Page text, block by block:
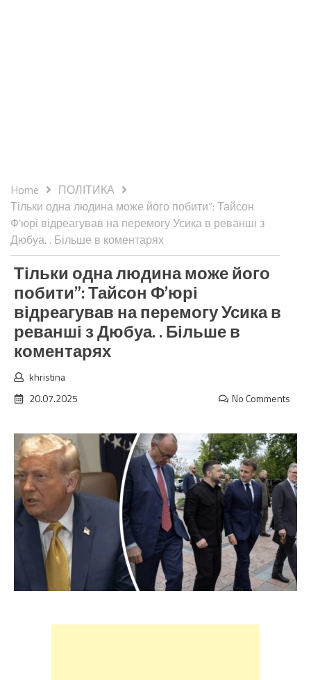
Home
ПОЛІТИКА
Тільки одна людина може його побити”: Тайсон
Ф’юрі відреагував на перемогу Усика в реванші з
Дюбуа. . Більше в коментарях
Тільки одна людина може його
побити”: Тайсон Ф’юрі
відреагував на перемогу Усика в
реванші з Дюбуа. . Більше в
коментарях
khristina
20.07.2025
No Comments